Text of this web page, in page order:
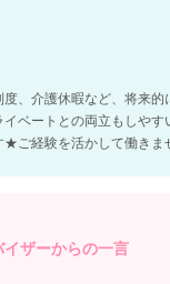
、介護休暇など、将来
ベートとの両立もしやす
ご経験を活かして働きま
ザーからの一言